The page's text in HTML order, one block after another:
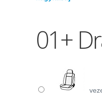
01+